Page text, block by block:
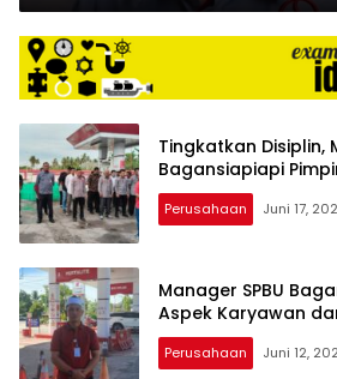
Tingkatkan Disiplin,
Bagansiapiapi
Perusahaan Juni 17,
Manager SPBU
Aspek Karyawan
Perusahaan Juni 12,